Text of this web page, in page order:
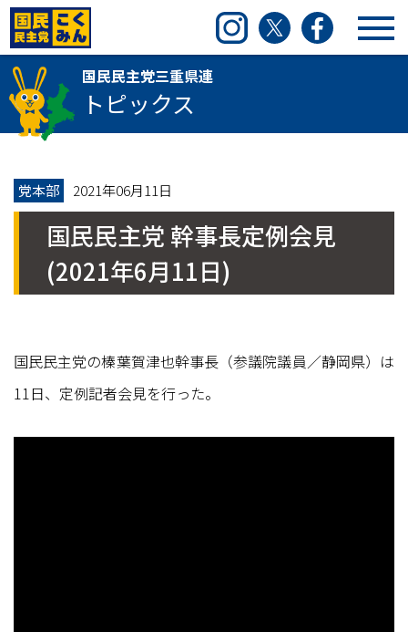
国民民主党三重県連 InstagramTwitter Facebook
国民民主党三重県連
トピックス
党本部 2021年06月11日
国民民主党 幹事長定例会見
(2021年6月11日)
国民民主党の榛葉賀津也幹事長（参議院議員／静岡県）は
11日、定例記者会見を行った。